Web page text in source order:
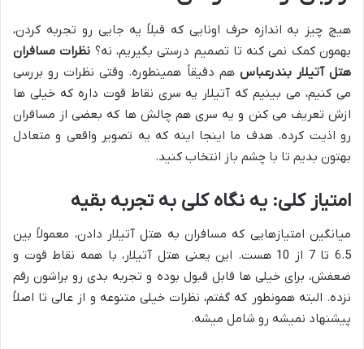
هیچ چیز به اندازه حرف اونایی که قبلاً یه جایی رو تجربه کردن،
بهمون کمک نمی کنه تا تصمیم درستی بگیریم، نه؟ نظرات مسافران
هتل آتیلار بندرعباس هم دقیقاً همینطوره. وقتی نظرات رو بررسی
می کنیم، می بینیم که آتیلار یه سری نقاط قوت داره که خیلی ها
ازش تعریف می کنن و یه سری هم چالش ها که بعضی از مسافران
رو اذیت کرده. هدف ما اینجا اینه که یه تصویر واقعی و متعادل
بهتون بدیم تا با چشم باز انتخاب کنید.
امتیاز کلی: یه نگاه کلی به تجربه بقیه
میانگین امتیازهایی که مسافران به هتل آتیلار دادن، معمولاً بین
6.5 تا 7 از 10 هست. این یعنی هتل آتیلار، با همه نقاط قوت و
ضعفش، برای خیلی ها قابل قبول بوده و تجربه بدی رو براشون رقم
نزده. البته همونطور که گفتم، نظرات خیلی متنوعه و از عالی تا اصلاً
پیشنهاد نمیشه رو شامل میشه.